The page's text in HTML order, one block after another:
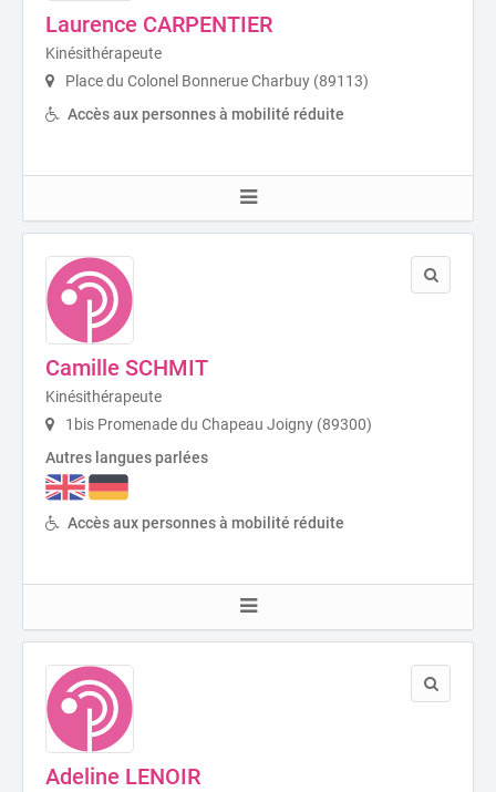
Laurence CARPENTIER
Kinésithérapeute
Place du Colonel Bonnerue Charbuy (89113)
Accès aux personnes à mobilité réduite
Camille SCHMIT
Kinésithérapeute
1bis Promenade du Chapeau Joigny (89300)
Autres langues parlées
Accès aux personnes à mobilité réduite
Adeline LENOIR